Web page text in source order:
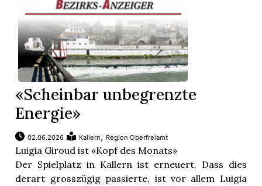
«Scheinbar unbegrenzte
Energie»
02.06.2026 Kallern, Region Oberfreiamt
Luigia Giroud ist «Kopf des Monats»
Der Spielplatz in Kallern ist erneuert. Dass dies
derart grosszügig passierte, ist vor allem Luigia